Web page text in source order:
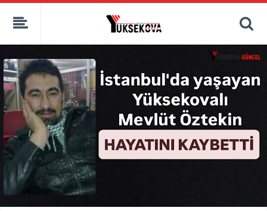
kaçak bahis
deneme bonusu
deneme bonusu veren siteler
bahis siteleri
porno izle